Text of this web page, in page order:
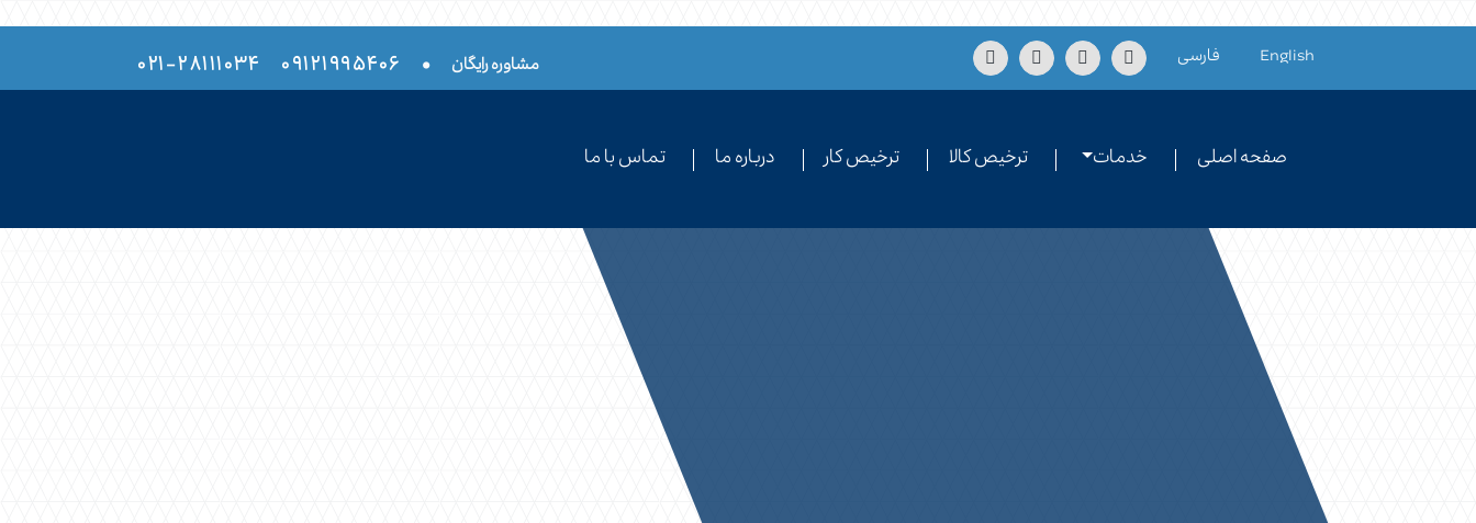
English فارسی مشاوره رایگان • ۰۹۱۲۱۹۹۵۴۰۶ ۲۸۱۱۱۰۳۴-۰۲۱
صفحه اصلی خدمات ترخیص کالا ترخیص کار درباره ما تماس با ما